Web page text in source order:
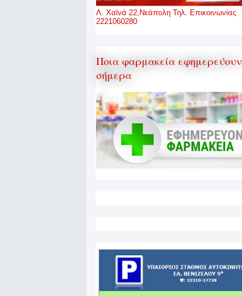
Λ. Χαϊνά 22,Νεάπολη Τηλ. Επικοινωνίας
2221060280
Ποια φαρμακεία εφημερεύουν
σήμερα